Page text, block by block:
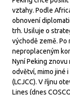
vztahy. Podle
obnovení
trh. Usiluje o
východě země.
neproplaceným
Nyní Peking
odvětví, mimo jiné
(LCJCC). V říjnu
Lines (dnes